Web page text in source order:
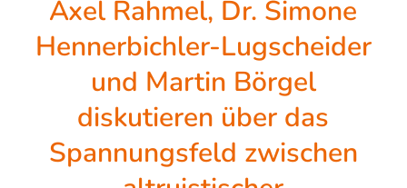
Axel Rahmel, Dr. Simone
Hennerbichler-Lugscheider
und Martin Börgel
diskutieren über das
Spannungsfeld zwischen